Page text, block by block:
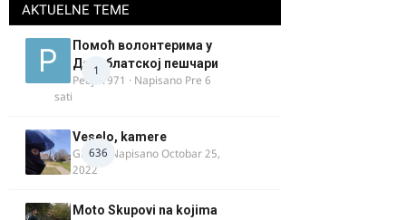
AKTUELNE TEME
1
Помоћ волонтерима у
Делиблатској пешчари
Pedja1971 · Napisano Pre 6
sati
636
Veselo, kamere
GR 46· NapisanoOctobar 25,
2022
Moto Skupovi na kojima